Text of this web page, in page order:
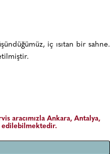
iç ısıtan bir sahne.
aracımızla Ankara, Antalya,
edilebilmektedir.